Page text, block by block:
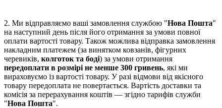
2. Ми відправляємо ваші замовлення службою "Нова Пошта"
на наступний день після його отримання за умови повної
оплати вартості товару. Також можлива відправка замовлення
накладним платежем (за винятком ковзанів, фігурних
черевиків, колготок та боді) за умови отримання
передоплати в розмірі не менше 300 гривень, які ми
вираховуємо із вартості товару. У разі відмови від якісного
товару передоплата не повертається. Вартість доставки та
комісія за перерахування коштів — згідно тарифів служби
"Нова Пошта".